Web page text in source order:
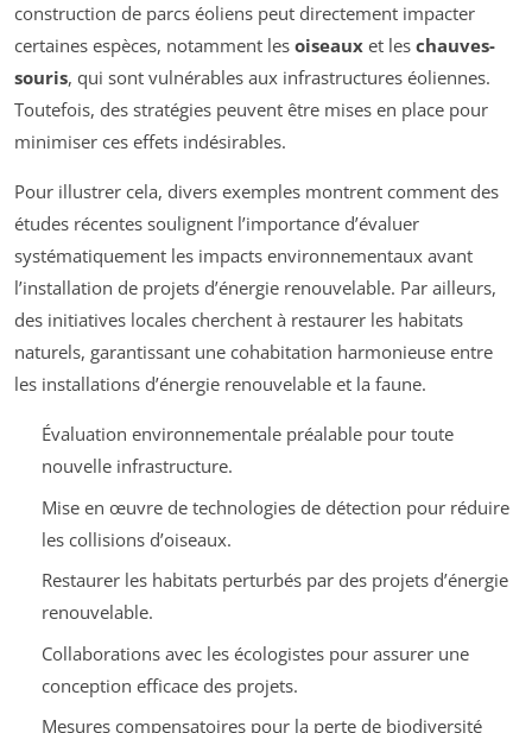
construction de parcs éoliens peut directement impacter
certaines espèces, notamment les oiseaux et les chauves-
souris, qui sont vulnérables aux infrastructures éoliennes.
Toutefois, des stratégies peuvent être mises en place pour
minimiser ces effets indésirables.
Pour illustrer cela, divers exemples montrent comment des
études récentes soulignent l’importance d’évaluer
systématiquement les impacts environnementaux avant
l’installation de projets d’énergie renouvelable. Par ailleurs,
des initiatives locales cherchent à restaurer les habitats
naturels, garantissant une cohabitation harmonieuse entre
les installations d’énergie renouvelable et la faune.
Évaluation environnementale préalable pour toute
nouvelle infrastructure.
Mise en œuvre de technologies de détection pour réduire
les collisions d’oiseaux.
Restaurer les habitats perturbés par des projets d’énergie
renouvelable.
Collaborations avec les écologistes pour assurer une
conception efficace des projets.
Mesures compensatoires pour la perte de biodiversité